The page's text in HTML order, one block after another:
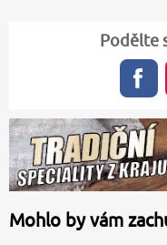
Podělte
Mohlo by vám